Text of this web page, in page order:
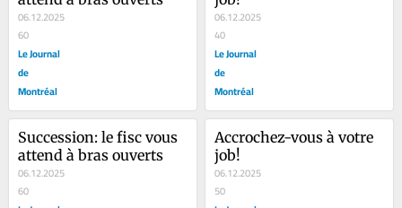
06.12.2025
60
Le Journal
de
Montréal
06.12.2025
40
Le Journal
de
Montréal
Succession: le fisc vous
attend à bras ouverts
06.12.2025
60
Accrochez-vous à votre
job!
06.12.2025
50